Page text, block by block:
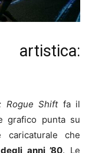
Rogue Shiftfa il
grafico punta su
che
anni ’80. Le